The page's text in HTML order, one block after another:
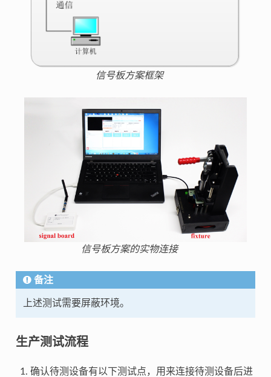
信号板方案框架
信号板方案的实物连接
备注
上述测试需要屏蔽环境。
生产测试流程
确认待测设备有以下测试点，用来连接待测设备后进